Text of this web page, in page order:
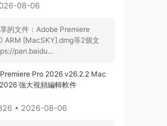
08-06
的文件：Adobe Premiere
ARM [MacSKY].dmg等2個文
pan.baidu...
Pro 2026 v26.2.2 Mac
強大視頻編輯軟件
• 2026-08-06